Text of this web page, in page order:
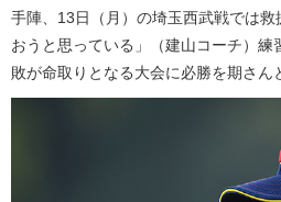
手陣、13日（月）の埼玉西武戦では
おうと思っている」（建山コーチ）練
敗が命取りとなる大会に必勝を期さん